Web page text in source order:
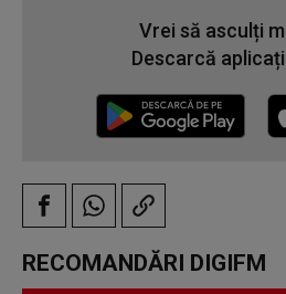
Vrei să asculți
Descarcă
RECOMANDĂRI DIGIFM